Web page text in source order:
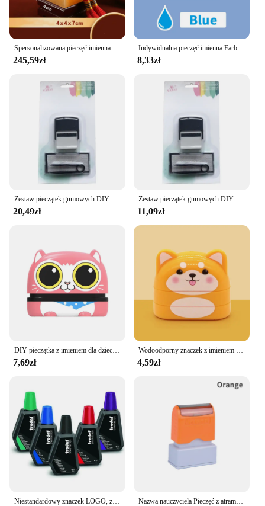
looking to add a personal touch to their student's
belongings.
Spersonalizowana pieczęć imienna Jadeitowa grawerowana pieczęć Vintage Ozdoby biurowe Chiński styl Kaligrafia Malowanie Pieczęcie Antyczne rękodzieło
245,59zł
Indywidualna pieczęć imienna Farby Osobisty dwuwarstwowy atrament Pieczęć studencka Grawerowana wodoodporna pieczęć imienna dla dzieci
8,33zł
Zestaw pieczątek gumowych DIY niestandardowe spersonalizowane samotuszujące adres firmowy nazwa numer list pieczęć rękodzieło drukowanie pieczęć gumowa
20,49zł
Zestaw pieczątek gumowych DIY niestandardowe spersonalizowane samotuszujące adres firmowy nazwa numer list pieczęć rękodzieło drukowanie pieczęć gumowa
11,09zł
7,69zł 4,59zł
Nazwa nauczyciela Pieczęć z atramentem Podpis kaligrafii Samonakręcający się spersonalizowany znaczek